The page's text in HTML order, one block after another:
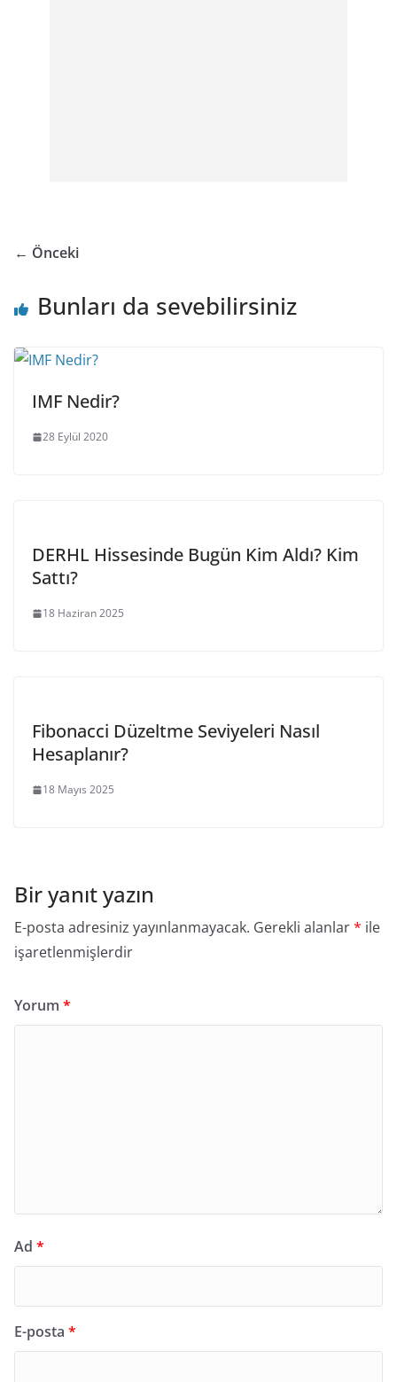
← Önceki
Bunları da sevebilirsiniz
IMF Nedir?
28 Eylül 2020
DERHL Hissesinde Bugün Kim Aldı? Kim
Sattı?
18 Haziran 2025
Fibonacci Düzeltme Seviyeleri Nasıl
Hesaplanır?
18 Mayıs 2025
Bir yanıt yazın
E-posta adresiniz yayınlanmayacak. Gerekli alanlar* ile
işaretlenmişlerdir
Yorum *
Ad *
E-posta *